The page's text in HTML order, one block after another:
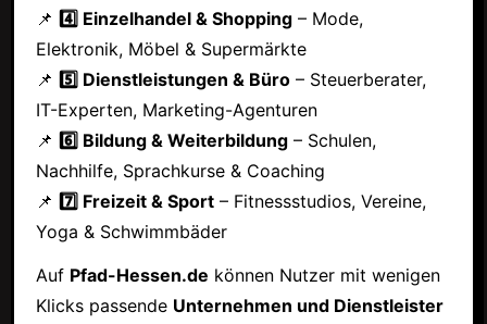
📌 4️⃣ Einzelhandel & Shopping– Mode,
Elektronik, Möbel & Supermärkte
📌 5️⃣ Dienstleistungen & Büro– Steuerberater,
IT-Experten, Marketing-Agenturen
📌 6️⃣ Bildung & Weiterbildung– Schulen,
Nachhilfe, Sprachkurse & Coaching
📌 7️⃣ Freizeit & Sport– Fitnessstudios, Vereine,
Yoga & Schwimmbäder
Auf Pfad-Hessen.de können Nutzer mit wenigen
Klicks passende Unternehmen und Dienstleister